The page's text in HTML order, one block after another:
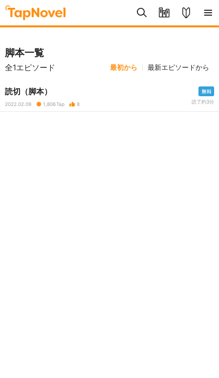
脚本一覧
全1エピソード 最初から 最新エピソードから
読切（脚本）
2022.02.09 1,806Tap 8 読了約3分